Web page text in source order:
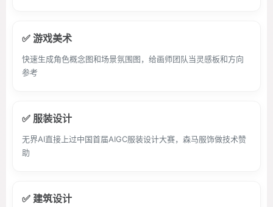
✅ 游戏美术
快速生成角色概念图和场景氛围图，给画师团队当灵感板和方向
参考
✅ 服装设计
无界AI直接上过中国首届AIGC服装设计大赛，森马服饰做技术赞
助
✅ 建筑设计